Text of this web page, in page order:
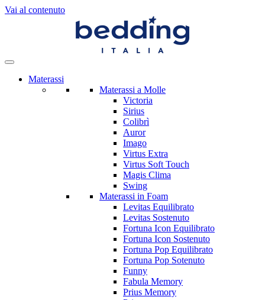
Vai al contenuto
Materassi
Materassi a Molle
Victoria
Sirius
Colibrì
Auror
Imago
Virtus Extra
Virtus Soft Touch
Magis Clima
Swing
Materassi in Foam
Levitas Equilibrato
Levitas Sostenuto
Fortuna Icon Equilibrato
Fortuna Icon Sostenuto
Fortuna Pop Equilibrato
Fortuna Pop Sotenuto
Funny
Fabula Memory
Prius Memory